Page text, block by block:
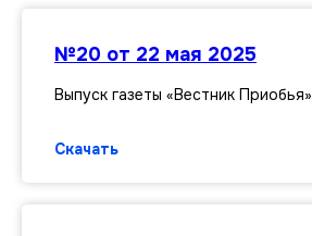
№20 от 22 мая 2025
Выпуск газеты «Вестник Приобья»
Скачать